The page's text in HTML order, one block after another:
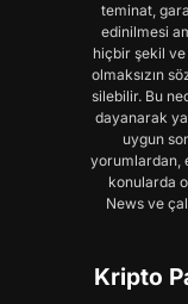
teminat,
edinilmesi
hiçbir şekil
olmaksızın
silebilir. Bu
dayanarak
uygun
yorumlardan,
konularda
News ve
Kripto